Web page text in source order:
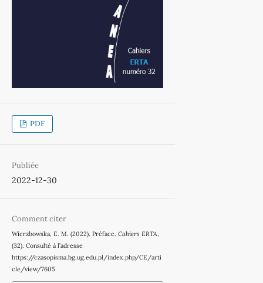
PDF
Publiée
2022-12-30
Comment citer
Wierzbowska, E. M. (2022). Préface. Cahiers ERTA,
(32). Consulté à l’adresse
https://czasopisma.bg.ug.edu.pl/index.php/CE/arti
cle/view/7605